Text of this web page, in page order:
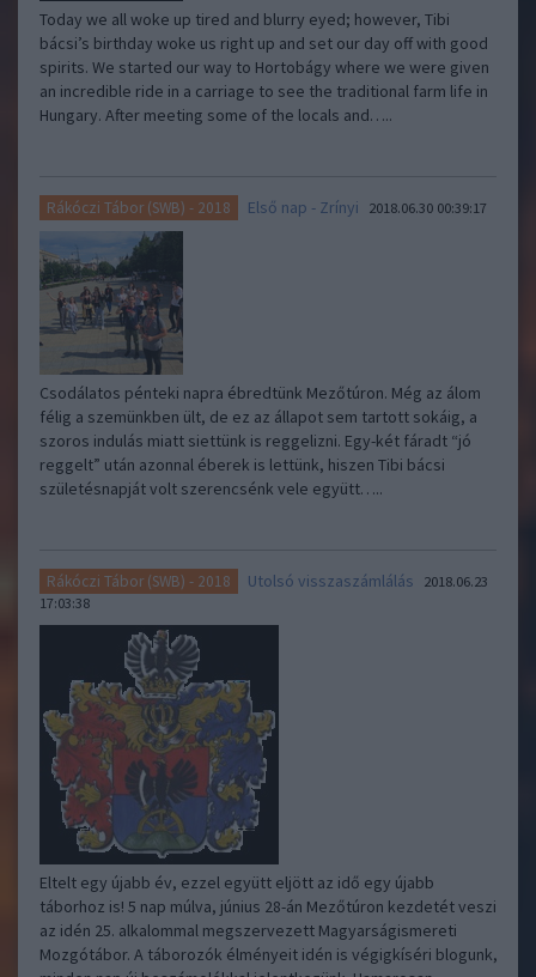
Today we all woke up tired and blurry eyed; however, Tibi
bácsi’s birthday woke us right up and set our day off with good
spirits. We started our way to Hortobágy where we were given
an incredible ride in a carriage to see the traditional farm life in
Hungary. After meeting some of the locals and…..
Rákóczi Tábor (SWB) - 2018 Első nap - Zrínyi 2018.06.30 00:39:17
Csodálatos pénteki napra ébredtünk Mezőtúron. Még az álom
félig a szemünkben ült, de ez az állapot sem tartott sokáig, a
szoros indulás miatt siettünk is reggelizni. Egy-két fáradt “jó
reggelt” után azonnal éberek is lettünk, hiszen Tibi bácsi
születésnapját volt szerencsénk vele együtt…..
Rákóczi Tábor (SWB) - 2018 Utolsó visszaszámlálás
2018.06.23
17:03:38
Eltelt egy újabb év, ezzel együtt eljött az idő egy újabb
táborhoz is! 5 nap múlva, június 28-án Mezőtúron kezdetét veszi
az idén 25. alkalommal megszervezett Magyarságismereti
Mozgótábor. A táborozók élményeit idén is végigkíséri blogunk,